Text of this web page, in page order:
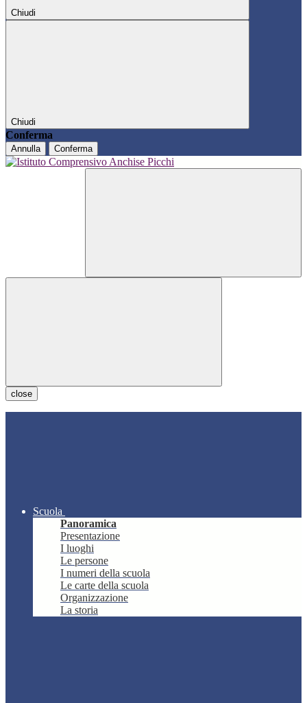
Chiudi
Chiudi
Conferma
Annulla Conferma
close
Scuola
Panoramica
Presentazione
I luoghi
Le persone
I numeri della scuola
Le carte della scuola
Organizzazione
La storia